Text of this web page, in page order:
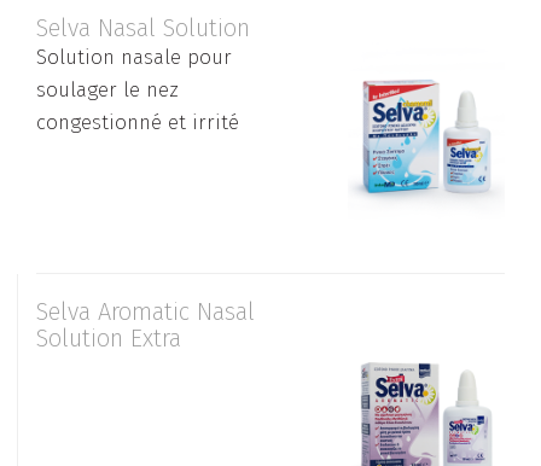
Selva Nasal Solution
Solution nasale pour
soulager le nez
congestionné et irrité
Selva Aromatic Nasal
Solution Extra